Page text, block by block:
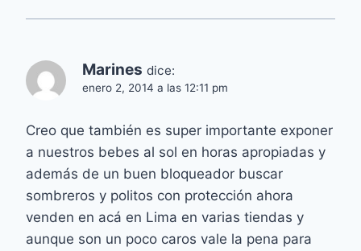
Marines dice:
enero 2, 2014 a las 12:11 pm
Creo que también es super importante exponer
a nuestros bebes al sol en horas apropiadas y
además de un buen bloqueador buscar
sombreros y politos con protección ahora
venden en acá en Lima en varias tiendas y
aunque son un poco caros vale la pena para